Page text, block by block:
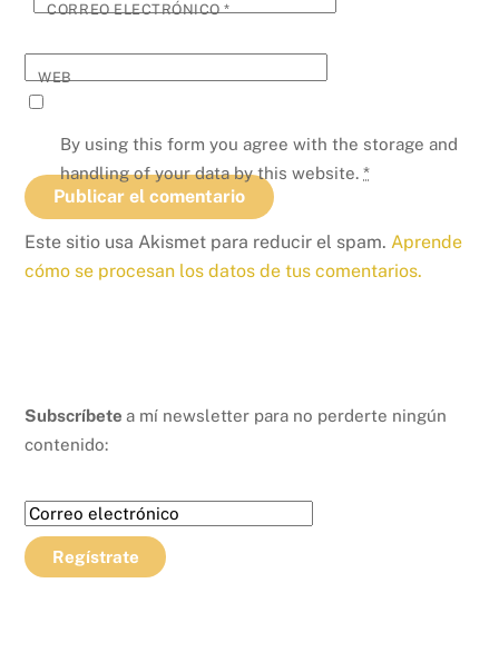
CORREO ELECTRÓNICO*
WEB
By using this form you agree with the storage and
handling of your data by this website.*
Este sitio usa Akismet para reducir el spam. Aprende
cómo se procesan los datos de tus comentarios.
Subscríbete a mí newsletter para no perderte ningún
contenido: